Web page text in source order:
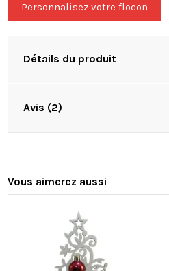
Personnalisez votre flocon
Détails du produit
Avis (2)
Vous aimerez aussi